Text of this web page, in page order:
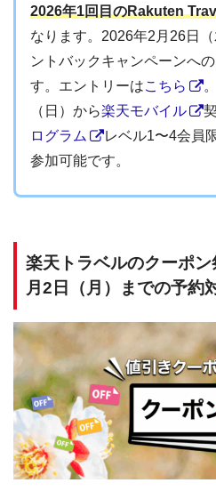
2026年1回目のRakuten
なります。2026年2月26日
ントバックキャンペーンへ
す。エントリーはこちら
（日）から楽天モバイル
ログラム
レベル1〜4会員
参加可能です。
楽天トラベルのクーポ
月2日（月）までの予約